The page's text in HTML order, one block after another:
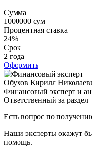
Сумма
1000000 сум
Процентная ставка
24%
Срок
2 года
Оформить
Обухов Кирилл
Финансовый эксперт и
Ответственный за раздел
Есть вопрос по
Наши эксперты окажут
помощь.